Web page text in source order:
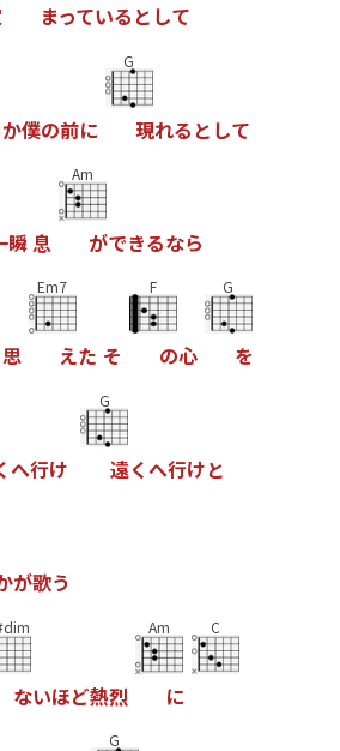
まっている と して
か僕の前に
G
現れる と して
瞬息
Am
ができるなら
思
Em7
えた そ
F
の心
G
を
へ行け
G
遠くへ行けと
が歌う
ないほど熱烈
Am
に
C
G